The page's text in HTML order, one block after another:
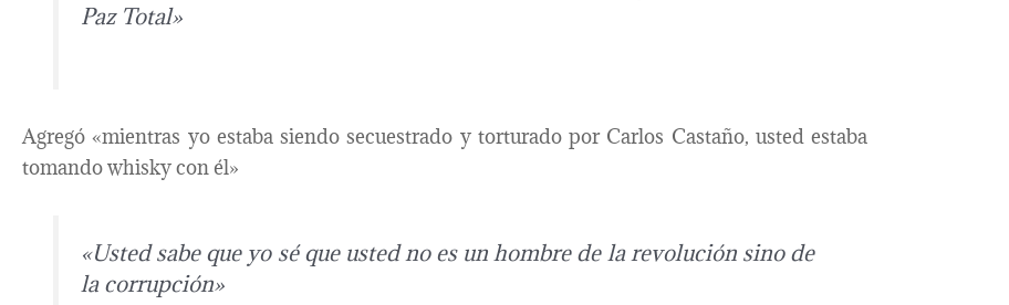
Paz Total»
Agregó «mientras yo estaba siendo secuestrado y torturado por Carlos Castaño, usted estaba
tomando whisky con él»
«Usted sabe que yo sé que usted no es un hombre de la revolución sino de
la corrupción»